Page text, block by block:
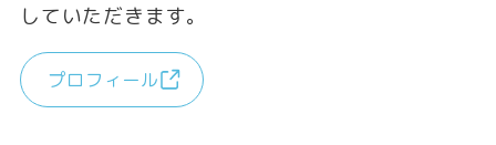
していただきます。
プロフィール